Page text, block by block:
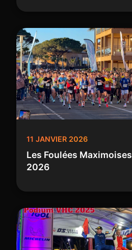
11 JANVIER 2026
Les Foulées
2026